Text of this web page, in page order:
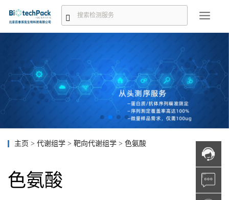
主页 > 代谢组学 > 靶向代谢组学 > 色氨酸
色氨酸